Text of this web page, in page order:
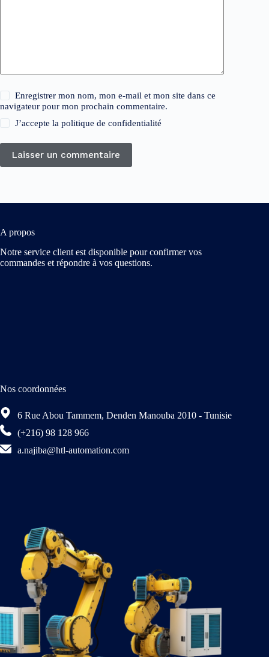
Enregistrer mon nom, mon e-mail et mon site dans ce
navigateur pour mon prochain commentaire.
J’accepte lapolitique de confidentialité
Laisser un commentaire
A propos
Notre service client est disponible pour confirmer vos
commandes et répondre à vos questions.
Nos coordonnées
6 Rue Abou Tammem, Denden Manouba 2010 - Tunisie
(+216) 98 128 966
a.najiba@htl-automation.com